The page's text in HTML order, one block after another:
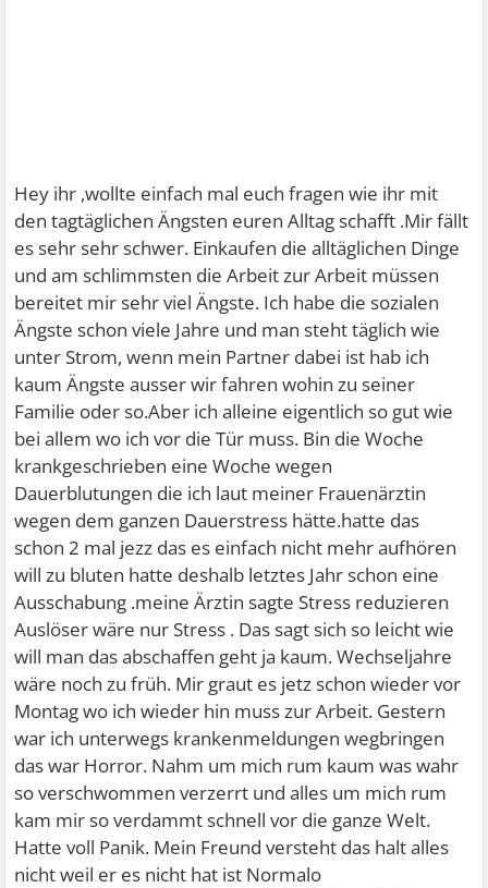
Hey ihr ,wollte einfach mal euch fragen wie ihr mit
den tagtäglichen Ängsten euren Alltag schafft .Mir fällt
es sehr sehr schwer. Einkaufen die alltäglichen Dinge
und am schlimmsten die Arbeit zur Arbeit müssen
bereitet mir sehr viel Ängste. Ich habe die sozialen
Ängste schon viele Jahre und man steht täglich wie
unter Strom, wenn mein Partner dabei ist hab ich
kaum Ängste ausser wir fahren wohin zu seiner
Familie oder so.Aber ich alleine eigentlich so gut wie
bei allem wo ich vor die Tür muss. Bin die Woche
krankgeschrieben eine Woche wegen
Dauerblutungen die ich laut meiner Frauenärztin
wegen dem ganzen Dauerstress hätte.hatte das
schon 2 mal jezz das es einfach nicht mehr aufhören
will zu bluten hatte deshalb letztes Jahr schon eine
Ausschabung .meine Ärztin sagte Stress reduzieren
Auslöser wäre nur Stress . Das sagt sich so leicht wie
will man das abschaffen geht ja kaum. Wechseljahre
wäre noch zu früh. Mir graut es jetz schon wieder vor
Montag wo ich wieder hin muss zur Arbeit. Gestern
war ich unterwegs krankenmeldungen wegbringen
das war Horror. Nahm um mich rum kaum was wahr
so verschwommen verzerrt und alles um mich rum
kam mir so verdammt schnell vor die ganze Welt.
Hatte voll Panik. Mein Freund versteht das halt alles
nicht weil er es nicht hat ist Normalo